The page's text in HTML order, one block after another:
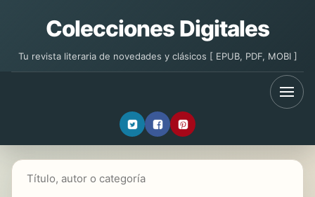
Colecciones Digitales
Tu revista literaria de novedades y clásicos [ EPUB, PDF, MOBI ]